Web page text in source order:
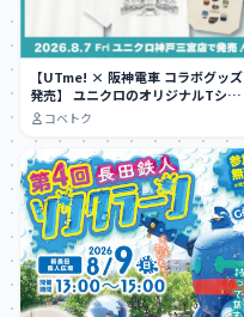
【UTme! × 阪神電車 コラボグッズ
発売】 ユニクロのオリジナルTシャ
ツ作…
コベトク